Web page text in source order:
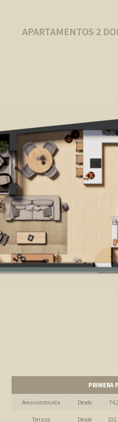
APARTAMENTOS 2
PRIMERA
Área construida Desde
Terraza Desde